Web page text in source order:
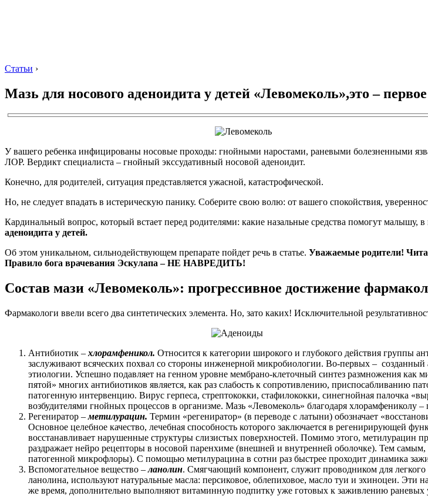
Статьи ›
Мазь для носового аденоидита у детей «Левомеколь»,это –
У вашего ребенка инфицированы носовые проходы: гнойными наростами, раневыми болезненными
ЛОР. Вердикт специалиста – гнойный экссудативный носовой аденоидит.
Конечно, для родителей, ситуация представляется ужасной, катастрофической.
Но, не следует впадать в истерическую панику. Соберите свою волю: от вашего спокойствия,
Кардинальный вопрос, который встает перед родителями: какие назальные средства помогут малышу, в
аденоидита у детей.
Об этом уникальном, сильнодействующем препарате пойдет речь в статье. Уважаемые родители!
Правило бога врачевания Эскулапа – НЕ НАВРЕДИТЬ!
Состав мази «Левомеколь»: прогрессивное достижение
Фармакологи ввели всего два синтетических элемента. Но, зато каких! Исключительной
Антибиотик – хлорамфеникол. Относится к категории широкого и глубокого действия группы
заслуживают всяческих похвал со стороны инженерной микробиологии. Во-первых –
этиологии. Успешно подавляет на генном уровне мембрано-клеточный синтез размножения как
пятой» многих антибиотиков является, как раз слабость к сопротивлению, приспосабливанию
патогенную интервенцию. Вирус герпеса, стрептококки, стафилококки, синегнойная палочка
возбудителями гнойных процессов в организме. Мазь «Левомеколь» благодаря хлорамфениколу
Регениратор –метилурацин. Термин «регениратор» (в переводе с латыни) обозначает
Основное целебное качество, лечебная способность которого заключается в регенирирующей
восстанавливает нарушенные структуры слизистых поверхностей. Помимо этого,
раздражает нейро рецепторы в носовой паренхиме (внешней и внутренней оболочке). Тем
патогенной микрофлоры). С помощью метилурацина в сотни раз быстрее проходит динамика
Вспомогательное вещество –ланолин. Смягчающий компонент, служит проводником для
ланолина, используют натуральные масла: персиковое, облепиховое, масло туи и эхиноцеи.
же время, дополнительно выполняют витаминную подпитку уже готовых к заживлению раневых